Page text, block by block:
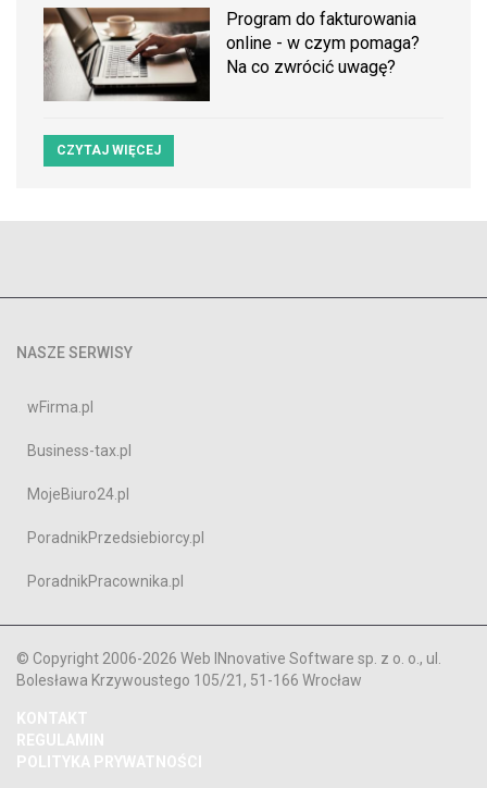
Program do fakturowania
online - w czym pomaga?
Na co zwrócić uwagę?
CZYTAJ WIĘCEJ
NASZE SERWISY
wFirma.pl
Business-tax.pl
MojeBiuro24.pl
PoradnikPrzedsiebiorcy.pl
PoradnikPracownika.pl
© Copyright 2006-2026 Web INnovative Software sp. z o. o., ul.
Bolesława Krzywoustego 105/21, 51-166 Wrocław
KONTAKT
REGULAMIN
POLITYKA PRYWATNOŚCI